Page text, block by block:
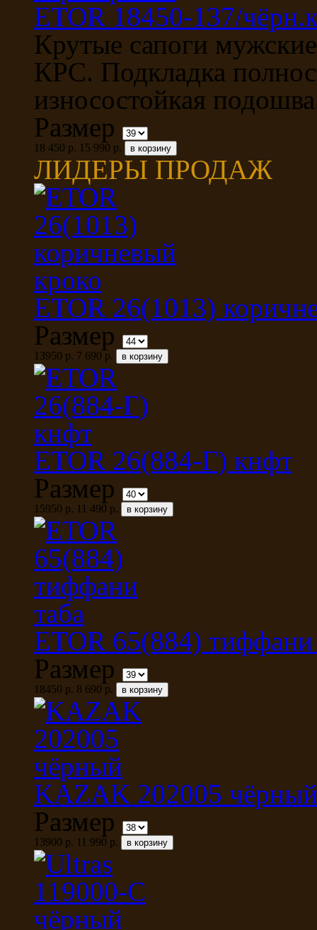
ETOR 18450-137/
Крутые сапоги
КРС. Подкладка
износостойкая
Размер
18 450 р. 15 990 р.
ЛИДЕРЫ ПРОДАЖ
ETOR 26(1013)
Размер
13950 р. 7 690 р.
ETOR 26(884-Г) кнфт
Размер
15950 р. 11 490 р.
ETOR 65(884) тиффани
Размер
18450 р. 8 690 р.
KAZAK 202005 чёрный
Размер
13900 р. 11 990 р.